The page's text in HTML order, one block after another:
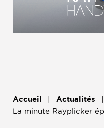
Accueil Actualités
La minute Rayplicker